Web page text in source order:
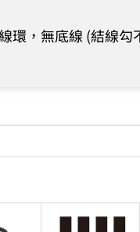
環，無底線 (結線